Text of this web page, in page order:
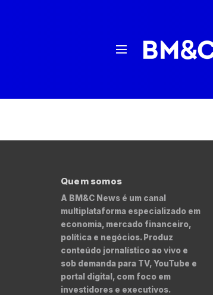
Quem somos
A BM&C News é um canal
multiplataforma especializado em
economia, mercado financeiro,
política e negócios. Produz
conteúdo jornalístico ao vivo e
sob demanda para TV, YouTube e
portal digital, com foco em
investidores e executivos.